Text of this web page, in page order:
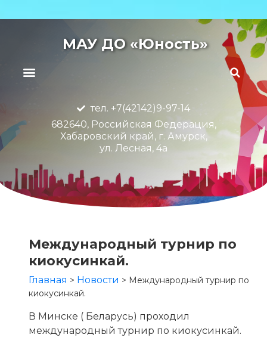
МАУ ДО «Юность»
тел. +7(42142)9-97-14
682640, Российская Федерация,
Хабаровский край, г. Амурск,
ул. Лесная, 4а
Международный турнир по
киокусинкай.
Главная > Новости > Международный турнир по
киокусинкай.
В Минске ( Беларусь) проходил
международный турнир по киокусинкай.